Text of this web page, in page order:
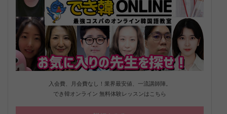
入会費、月会費なし！業界最安値、一流講師陣。
でき韓オンライン 無料体験レッスンはこちら